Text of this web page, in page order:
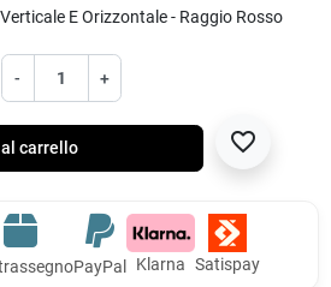
E Orizzontale - Raggio Rosso
- +
carrello favorite_border
PayPal Klarna Satispay